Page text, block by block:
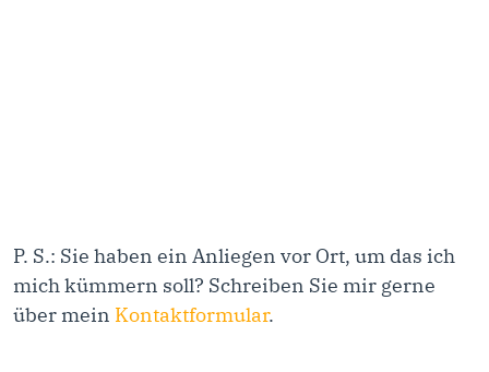
P. S.: Sie haben ein Anliegen vor Ort, um das ich
mich kümmern soll? Schreiben Sie mir gerne
über mein Kontaktformular.